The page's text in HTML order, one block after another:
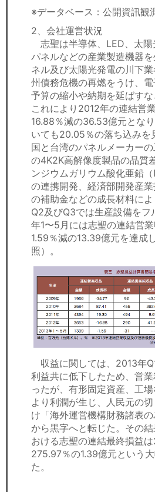
※データベース：公開資訊観
2、会社運営状況
志聖は半導体、LED、太陽
パネルなどの産業製造機器
ネル及び太陽光発電の川下
州債務危機の再燃をうけ、
予算の縮小や納期を延ばすな
これにより2012年の連結営
16.88％減の36.53億元とな
いても20.05％の落ち込みを
国と台湾のパネルメーカー
の4K2K高解像度製品の品質
ンジウムガリウム酸化亜鉛
の連携開発、経済部開発産
の補助金などの成長材料に
Q2及びQ3では生産設備をフ
年1〜5月には志聖の連結営
1.59％減の13.39億元を達成
照）。
収益に関しては、2013年
利益共に低下したため、営
ったが、有形固定資産、工
より利潤が生じ、人民元の
け「海外運営機構財務諸表
から黒字へと転じた。その
おける志聖の連結最終損益は
275.97％の1.39億元という
た。